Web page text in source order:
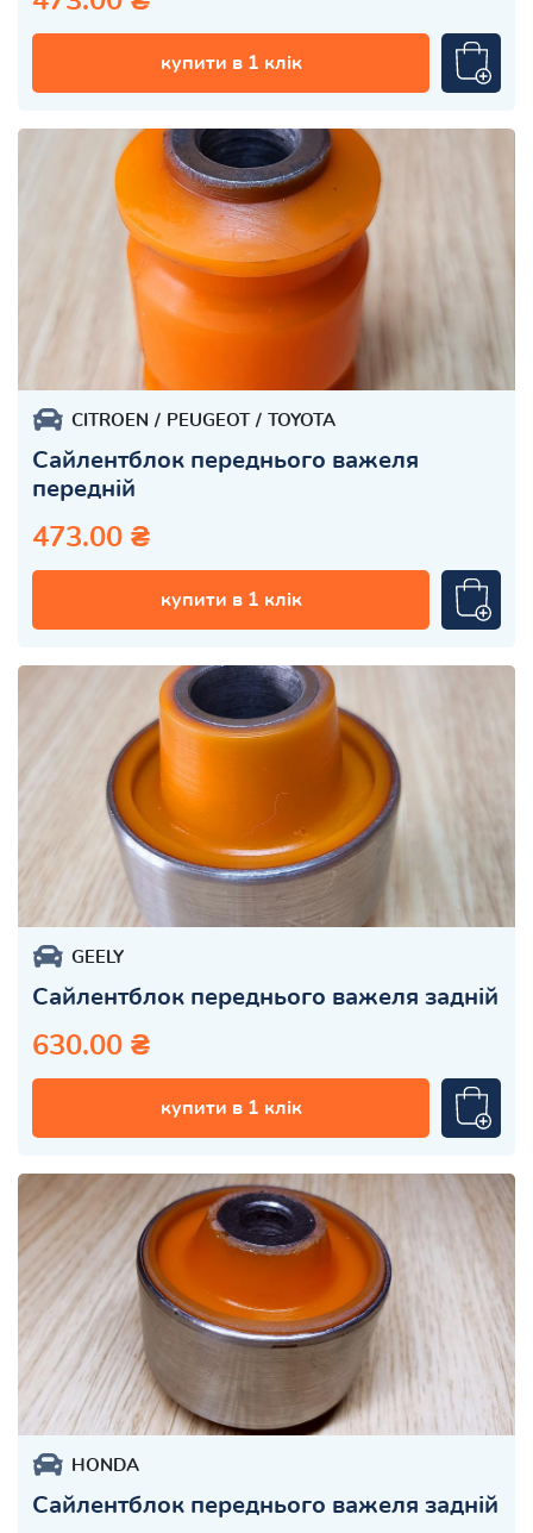
купити в 1 клік
CITROEN PEUGEOT TOYOTA
Сайлентблок переднього важеля
передній
473.00 ₴
купити в 1 клік
GEELY
Сайлентблок переднього важеля задній
630.00 ₴
купити в 1 клік
HONDA
Сайлентблок переднього важеля задній